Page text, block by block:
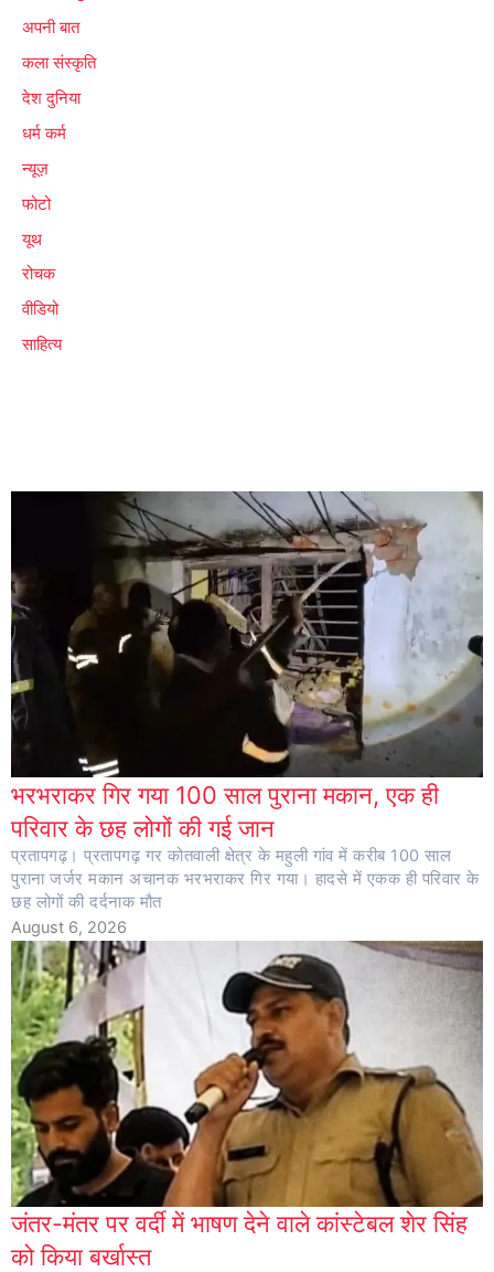
अपनी बात
कला संस्कृति
देश दुनिया
धर्म कर्म
न्यूज़
फोटो
यूथ
रोचक
वीडियो
साहित्य
भरभराकर गिर गया 100 साल पुराना मकान, एक ही
परिवार के छह लोगों की गई जान
प्रतापगढ़। प्रतापगढ़ गर कोतवाली क्षेत्र के महुली गांव में करीब 100 साल
पुराना जर्जर मकान अचानक भरभराकर गिर गया। हादसे में एकक ही परिवार के
छह लोगों की दर्दनाक मौत
August 6, 2026
जंतर-मंतर पर वर्दी में भाषण देने वाले कांस्टेबल शेर सिंह
को किया बर्खास्त